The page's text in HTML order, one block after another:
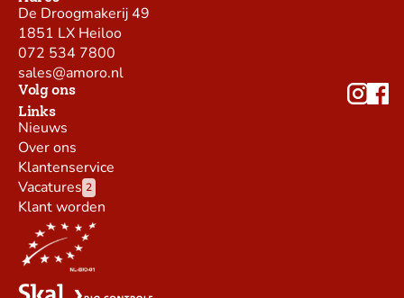
De Droogmakerij 49
1851 LX Heiloo
072 534 7800
sales@amoro.nl
Volg ons
Links
Nieuws
Over ons
Klantenservice
Vacatures 2
Klant worden